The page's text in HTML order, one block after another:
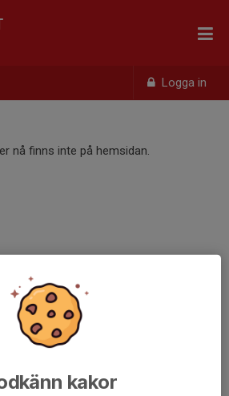
Logga in
nå finns inte på hemsidan.
kakor